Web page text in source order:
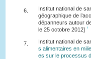
6.
Institut national de
géographique de
dépanneurs autour
le 25 octobre 2012] ↑
7. Institut national de
s alimentaires en
es sur le processus